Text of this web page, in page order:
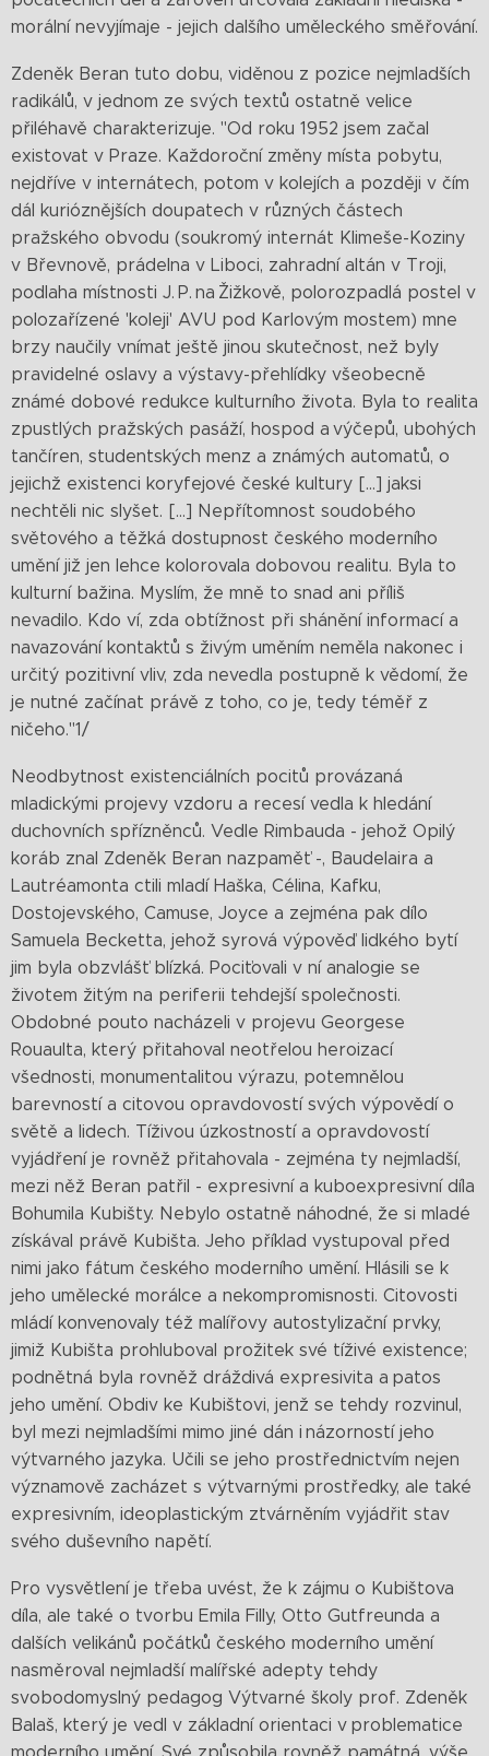
morální nevyjímaje - jejich dalšího uměleckého směřování.
Zdeněk Beran tuto dobu, viděnou z pozice nejmladších
radikálů, v jednom ze svých textů ostatně velice
přiléhavě charakterizuje. "Od roku 1952 jsem začal
existovat v Praze. Každoroční změny místa pobytu,
nejdříve v internátech, potom v kolejích a později v čím
dál kurióznějších doupatech v různých částech
pražského obvodu (soukromý internát Klimeše-Koziny
v Břevnově, prádelna v Liboci, zahradní altán v Troji,
podlaha místnosti J. P. na Žižkově, polorozpadlá postel v
polozařízené 'koleji' AVU pod Karlovým mostem) mne
brzy naučily vnímat ještě jinou skutečnost, než byly
pravidelné oslavy a výstavy-přehlídky všeobecně
známé dobové redukce kulturního života. Byla to realita
zpustlých pražských pasáží, hospod a výčepů, ubohých
tančíren, studentských menz a známých automatů, o
jejichž existenci koryfejové české kultury [...] jaksi
nechtěli nic slyšet. [...] Nepřítomnost soudobého
světového a těžká dostupnost českého moderního
umění již jen lehce kolorovala dobovou realitu. Byla to
kulturní bažina. Myslím, že mně to snad ani příliš
nevadilo. Kdo ví, zda obtížnost při shánění informací a
navazování kontaktů s živým uměním neměla nakonec i
určitý pozitivní vliv, zda nevedla postupně k vědomí, že
je nutné začínat právě z toho, co je, tedy téměř z
ničeho."1/
Neodbytnost existenciálních pocitů provázaná
mladickými projevy vzdoru a recesí vedla k hledání
duchovních spřízněnců. Vedle Rimbauda - jehož Opilý
koráb znal Zdeněk Beran nazpaměť -, Baudelaira a
Lautréamonta ctili mladí Haška, Célina, Kafku,
Dostojevského, Camuse, Joyce a zejména pak dílo
Samuela Becketta, jehož syrová výpověď lidkého bytí
jim byla obzvlášť blízká. Pociťovali v ní analogie se
životem žitým na periferii tehdejší společnosti.
Obdobné pouto nacházeli v projevu Georgese
Rouaulta, který přitahoval neotřelou heroizací
všednosti, monumentalitou výrazu, potemnělou
barevností a citovou opravdovostí svých výpovědí o
světě a lidech. Tíživou úzkostností a opravdovostí
vyjádření je rovněž přitahovala - zejména ty nejmladší,
mezi něž Beran patřil - expresivní a kuboexpresivní díla
Bohumila Kubišty. Nebylo ostatně náhodné, že si mladé
získával právě Kubišta. Jeho příklad vystupoval před
nimi jako fátum českého moderního umění. Hlásili se k
jeho umělecké morálce a nekompromisnosti. Citovosti
mládí konvenovaly též malířovy autostylizační prvky,
jimiž Kubišta prohluboval prožitek své tíživé existence;
podnětná byla rovněž dráždivá expresivita a patos
jeho umění. Obdiv ke Kubištovi, jenž se tehdy rozvinul,
byl mezi nejmladšími mimo jiné dán i názorností jeho
výtvarného jazyka. Učili se jeho prostřednictvím nejen
významově zacházet s výtvarnými prostředky, ale také
expresivním, ideoplastickým ztvárněním vyjádřit stav
svého duševního napětí.
Pro vysvětlení je třeba uvést, že k zájmu o Kubištova
díla, ale také o tvorbu Emila Filly, Otto Gutfreunda a
dalších velikánů počátků českého moderního umění
nasměroval nejmladší malířské adepty tehdy
svobodomyslný pedagog Výtvarné školy prof. Zdeněk
Balaš, který je vedl v základní orientaci v problematice